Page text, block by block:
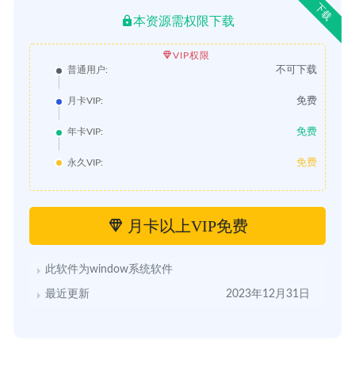
下载
本资源需权限下载
VIP权限
普通用户:
不可下载
月卡VIP: 免费
年卡VIP: 免费
永久VIP: 免费
月卡以上VIP免费
此软件为window系统软件
最近更新 2023年12月31日